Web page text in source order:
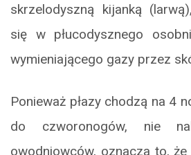
skrzelodyszną kijanką
się w płucodysznego
wymieniającego gazy przez
Ponieważ płazy chodzą na 4
do czworonogów, nie
owodniowców, oznacza to,